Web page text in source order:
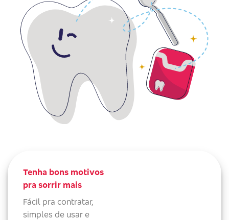
Tenha bons motivos
pra sorrir mais
Fácil pra contratar,
simples de usar e